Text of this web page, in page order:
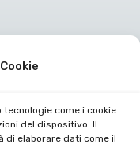
tecnologie come i cookie
del dispositivo. Il
di elaborare dati come il